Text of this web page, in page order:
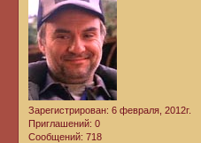
Зарегистрирован: 6 февраля, 2012г.
Приглашений: 0
Сообщений: 718